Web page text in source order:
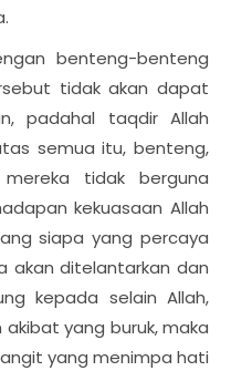
benteng-benteng
tidak akan dapat
padahal taqdir Allah
semua itu, benteng,
tidak berguna
kekuasaan Allah
siapa yang percaya
akan ditelantarkan dan
kepada selain Allah,
yang buruk, maka
yang menimpa hati